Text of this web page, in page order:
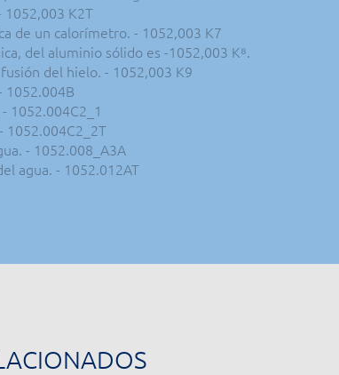
K2T
de un calorímetro. - 1052,003 K7
del aluminio sólido es -1052,003 K⁸.
del hielo. - 1052,003 K9
1052.004B
1052.004C2_1
1052.004C2_2T
- 1052.008_A3A
agua. - 1052.012AT